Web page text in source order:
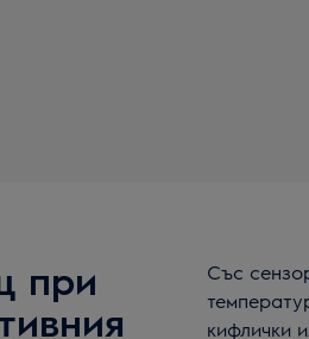
при
Със
кифлички